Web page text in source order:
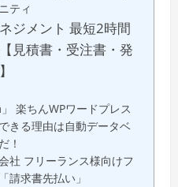
ティ
ジメント 最短2時間
見積書・受注書・発
」 楽ちんWPワードプレス
きる理由は自動データベ
！
社 フリーランス様向けフ
請求書先払い」